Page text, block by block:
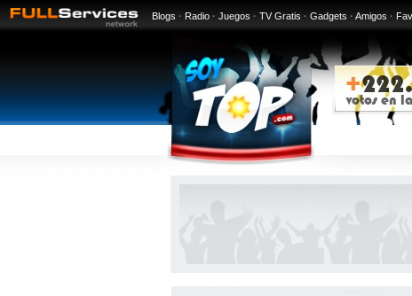
Blogs · Radio · Juegos · TV Gratis · Gadgets · Amigos ·